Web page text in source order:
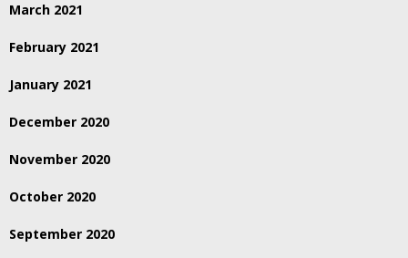
March 2021
February 2021
January 2021
December 2020
November 2020
October 2020
September 2020